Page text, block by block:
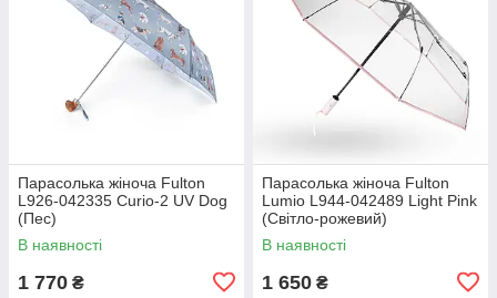
Парасолька жіноча Fulton
L926-042335 Curio-2 UV Dog
(Пес)
В наявності
1 770 ₴
Парасолька жіноча Fulton
Lumio L944-042489 Light Pink
(Світло-рожевий)
В наявності
1 650 ₴